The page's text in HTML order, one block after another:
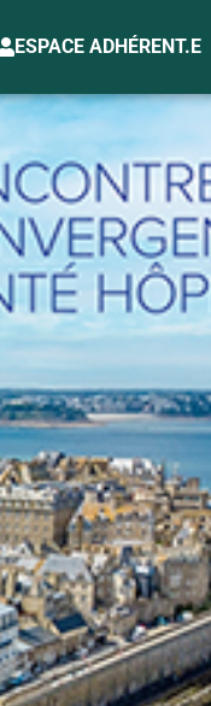
ESPACE ADHÉRENT.E